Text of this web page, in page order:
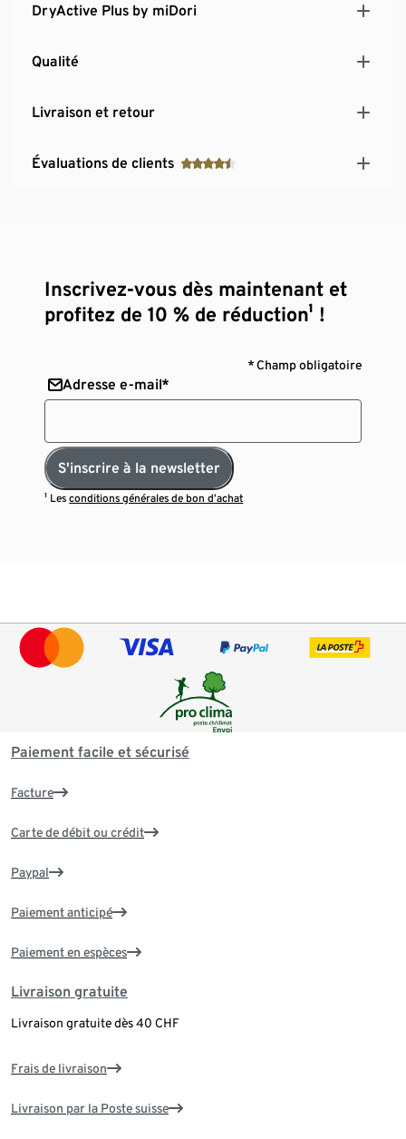
d'activités de plein air : idéale pour la course ou le
DryActive Plus by miDori
Qualité
Livraison et retour
Évaluations de clients
Inscrivez-vous dès maintenant et
profitez de 10 % de réduction¹ !
* Champ obligatoire
Adresse e-mail*
S'inscrire à la newsletter
¹ Lesconditions générales de bon d’achat
Paiement facile et sécurisé
Facture
Carte de débit ou crédit
Paypal
Paiement anticipé
Paiement en espèces
Livraison gratuite
Livraison gratuite dès 40 CHF
Frais de livraison
Livraison par la Poste suisse